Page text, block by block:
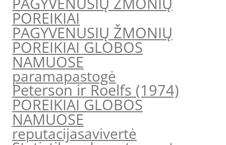
POREIKIAI
PAGYVENUSIŲ ŽMONIŲ
POREIKIAI GLOBOS
NAMUOSE
paramapastogė
Peterson ir Roelfs (1974)
POREIKIAI GLOBOS
NAMUOSE
reputacijasavivertė